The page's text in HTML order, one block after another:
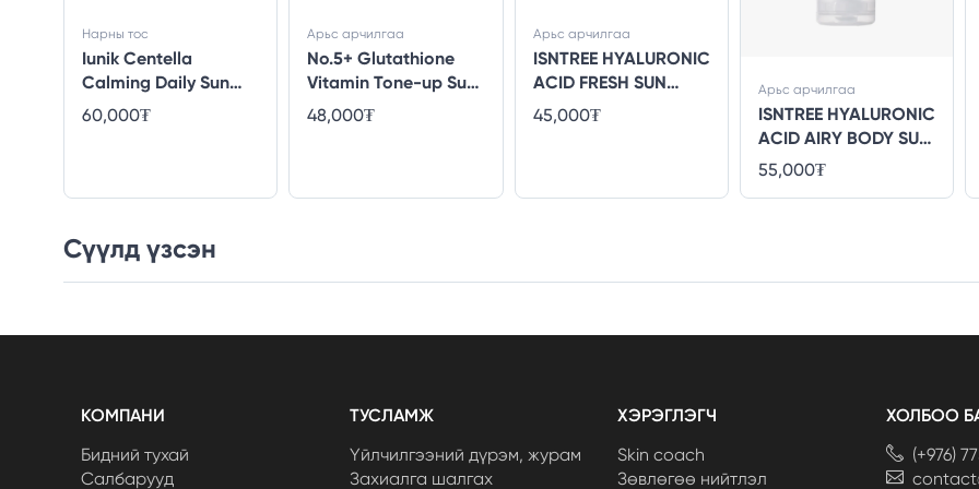
Iunik Centella
Calming Daily Sun
Water
Нарны тос
60,000₮
No.5+ Glutathione
Vitamin Tone-up Sun
Serum
Арьс арчилгаа
48,000₮
ISNTREE HYALURONIC
ACID FRESH SUN
SERUM 50ml
Арьс арчилгаа
45,000₮
ISNTREE HYALURONIC
ACID AIRY BODY SUN
CREAM 150ml
Арьс арчилгаа
55,000₮
Сүүлд үзсэн
КОМПАНИ
Бидний тухай
Салбарууд
ТУСЛАМЖ
Үйлчилгээний дүрэм, журам
Захиалга шалгах
ХЭРЭГЛЭГЧ
Skin coach
Зөвлөгөө нийтлэл
ХОЛБОО
(+976)